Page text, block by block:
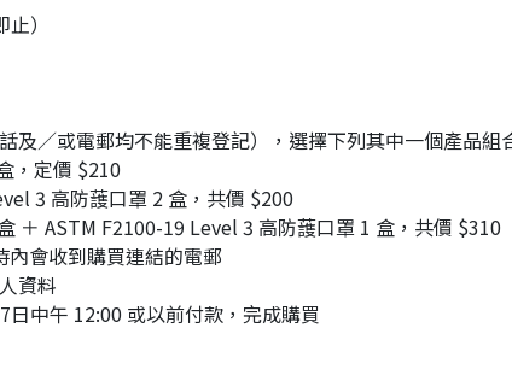
）
及／或電郵均不能重複登記），選擇下列其中一個產品組
，定價 $210
3 高防䕶口罩 2 盒，共價 $200
＋ ASTM F2100-19 Level 3 高防䕶口罩 1 盒，共價 $310
會收到購買連結的電郵
資料
中午 12:00 或以前付款，完成購買